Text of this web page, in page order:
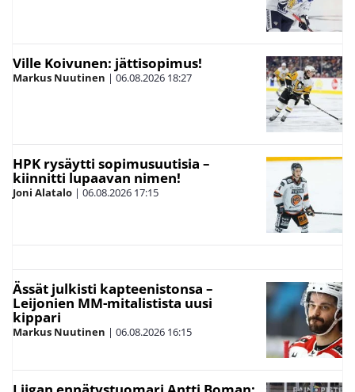
Ville Koivunen: jättisopimus!
Markus Nuutinen | 06.08.2026 18:27
HPK rysäytti sopimusuutisia –
kiinnitti lupaavan nimen!
Joni Alatalo | 06.08.2026 17:15
Ässät julkisti kapteenistonsa –
Leijonien MM-mitalistista uusi
kippari
Markus Nuutinen | 06.08.2026 16:15